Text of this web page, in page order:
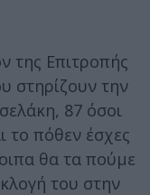
της Επιτροπής
στηρίζουν την
87 όσοι
το πόθεν έσχες
θα τα πούμε
του στην